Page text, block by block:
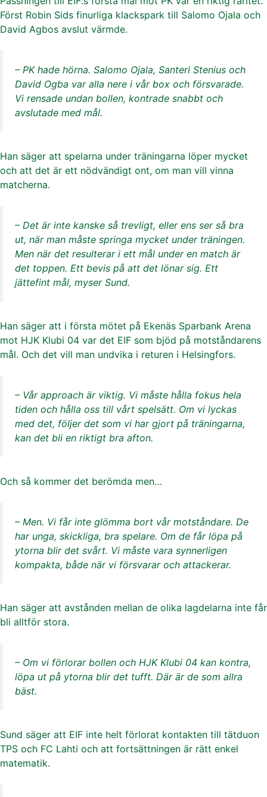
Först Robin Sids finurliga klackspark till Salomo Ojala och
David Agbos avslut värmde.
– PK hade hörna. Salomo Ojala, Santeri Stenius och
David Ogba var alla nere i vår box och försvarade.
Vi rensade undan bollen, kontrade snabbt och
avslutade med mål.
Han säger att spelarna under träningarna löper mycket
och att det är ett nödvändigt ont, om man vill vinna
matcherna.
– Det är inte kanske så trevligt, eller ens ser så bra
ut, när man måste springa mycket under träningen.
Men när det resulterar i ett mål under en match är
det toppen. Ett bevis på att det lönar sig. Ett
jättefint mål, myser Sund.
Han säger att i första mötet på Ekenäs Sparbank Arena
mot HJK Klubi 04 var det EIF som bjöd på motståndarens
mål. Och det vill man undvika i returen i Helsingfors.
– Vår approach är viktig. Vi måste hålla fokus hela
tiden och hålla oss till vårt spelsätt. Om vi lyckas
med det, följer det som vi har gjort på träningarna,
kan det bli en riktigt bra afton.
Och så kommer det berömda men…
– Men. Vi får inte glömma bort vår motståndare. De
har unga, skickliga, bra spelare. Om de får löpa på
ytorna blir det svårt. Vi måste vara synnerligen
kompakta, både när vi försvarar och attackerar.
Han säger att avstånden mellan de olika lagdelarna inte får
bli alltför stora.
– Om vi förlorar bollen och HJK Klubi 04 kan kontra,
löpa ut på ytorna blir det tufft. Där är de som allra
bäst.
Sund säger att EIF inte helt förlorat kontakten till tätduon
TPS och FC Lahti och att fortsättningen är rätt enkel
matematik.